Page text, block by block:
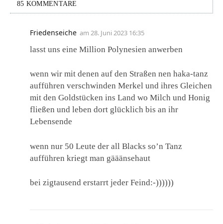
85 KOMMENTARE
Friedenseiche am 28. Juni 2023 16:35
lasst uns eine Million Polynesien anwerben
wenn wir mit denen auf den Straßen nen haka-tanz
aufführen verschwinden Merkel und ihres Gleichen
mit den Goldstücken ins Land wo Milch und Honig
fließen und leben dort glücklich bis an ihr
Lebensende
wenn nur 50 Leute der all Blacks so’n Tanz
aufführen kriegt man gääänsehaut
bei zigtausend erstarrt jeder Feind:-))))))